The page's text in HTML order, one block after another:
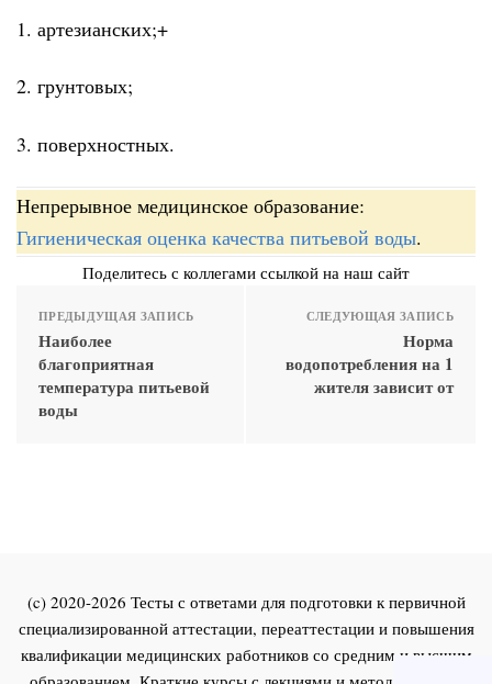
1. артезианских;+
2. грунтовых;
3. поверхностных.
Непрерывное медицинское образование:
Гигиеническая оценка качества питьевой воды.
Поделитесь с коллегами ссылкой на наш сайт
ПРЕДЫДУЩАЯ ЗАПИСЬ
Наиболее
благоприятная
температура питьевой
воды
СЛЕДУЮЩАЯ ЗАПИСЬ
Норма
водопотребления на 1
жителя зависит от
(c) 2020-2026 Тесты с ответами для подготовки к первичной
специализированной аттестации, переаттестации и повышения
квалификации медицинских работников со средним и высшим